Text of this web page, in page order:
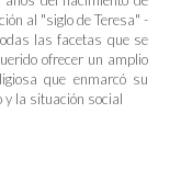
al "siglo de Teresa" -
las facetas que se
ofrecer un amplio
que enmarcó su
y la situación social